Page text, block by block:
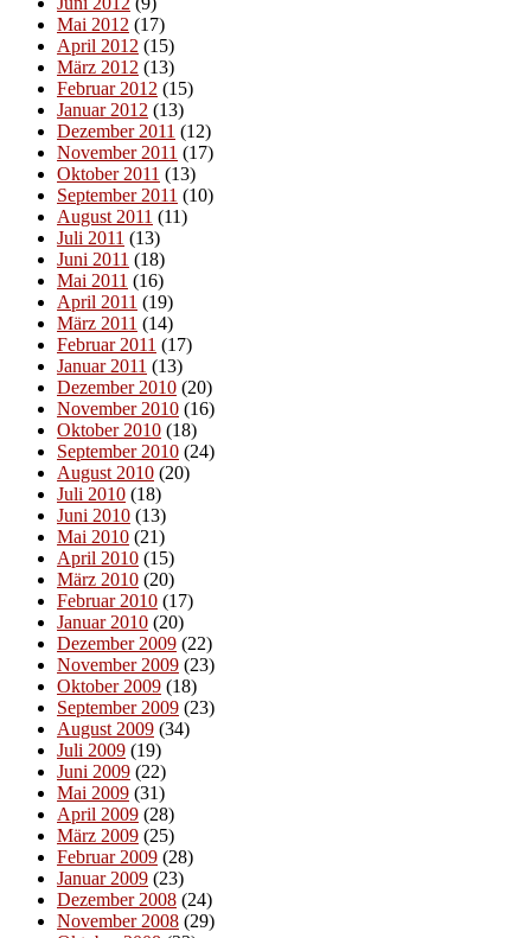
Mai 2012 (17)
April 2012 (15)
März 2012 (13)
Februar 2012 (15)
Januar 2012 (13)
Dezember 2011 (12)
November 2011 (17)
Oktober 2011 (13)
September 2011 (10)
August 2011 (11)
Juli 2011 (13)
Juni 2011 (18)
Mai 2011 (16)
April 2011 (19)
März 2011 (14)
Februar 2011 (17)
Januar 2011 (13)
Dezember 2010 (20)
November 2010 (16)
Oktober 2010 (18)
September 2010 (24)
August 2010 (20)
Juli 2010 (18)
Juni 2010 (13)
Mai 2010 (21)
April 2010 (15)
März 2010 (20)
Februar 2010 (17)
Januar 2010 (20)
Dezember 2009 (22)
November 2009 (23)
Oktober 2009 (18)
September 2009 (23)
August 2009 (34)
Juli 2009 (19)
Juni 2009 (22)
Mai 2009 (31)
April 2009 (28)
März 2009 (25)
Februar 2009 (28)
Januar 2009 (23)
Dezember 2008 (24)
November 2008 (29)